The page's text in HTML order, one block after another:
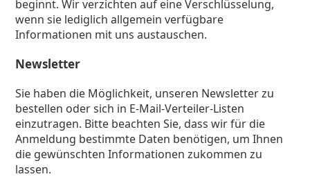
beginnt. Wir verzichten auf eine Verschlüsselung,
wenn sie lediglich allgemein verfügbare
Informationen mit uns austauschen.
Newsletter
Sie haben die Möglichkeit, unseren Newsletter zu
bestellen oder sich in E-Mail-Verteiler-Listen
einzutragen. Bitte beachten Sie, dass wir für die
Anmeldung bestimmte Daten benötigen, um Ihnen
die gewünschten Informationen zukommen zu
lassen.